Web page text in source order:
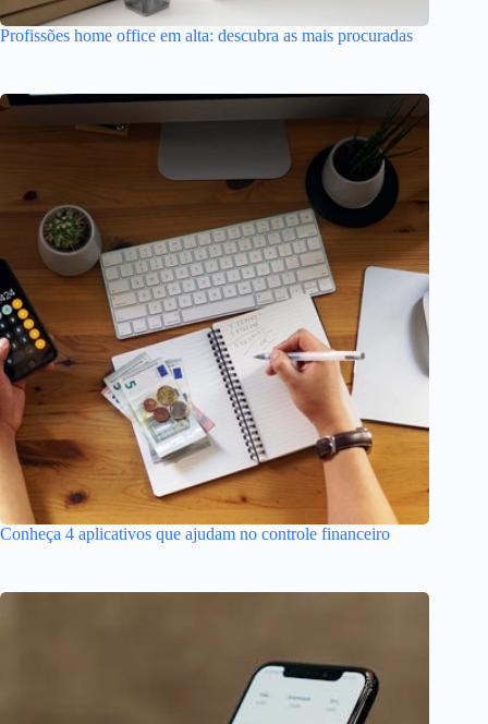
Profissões home office em alta: descubra as mais procuradas
Conheça 4 aplicativos que ajudam no controle financeiro